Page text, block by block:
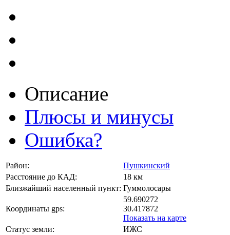
Описание
Плюсы и минусы
Ошибка?
Район:
Пушкинский
Расстояние до КАД:
18 км
Близжайший населенный пункт: Гуммолосары
Координаты gps:
59.690272
30.417872
Показать на карте
Статус земли:
ИЖС